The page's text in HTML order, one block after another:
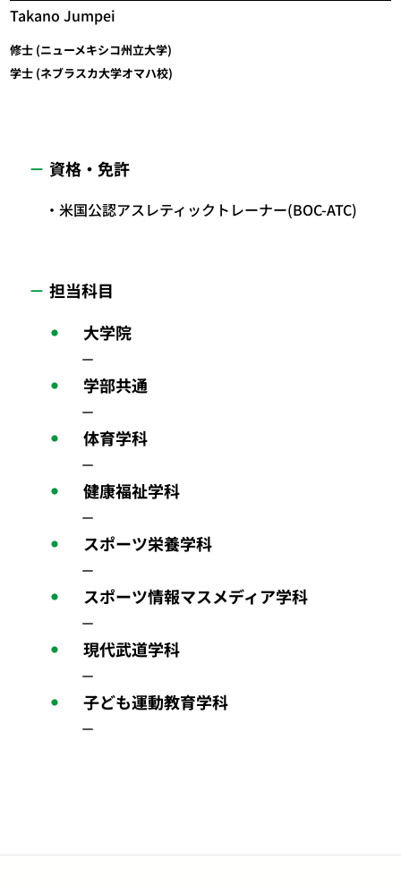
Takano Jumpei
修士 (ニューメキシコ州立大学)
学士 (ネブラスカ大学オマハ校)
資格・免許
米国公認アスレティックトレーナー(BOC-ATC)
担当科目
大学院
－
学部共通
－
体育学科
－
健康福祉学科
－
スポーツ栄養学科
－
スポーツ情報マスメディア学科
－
現代武道学科
－
子ども運動教育学科
－